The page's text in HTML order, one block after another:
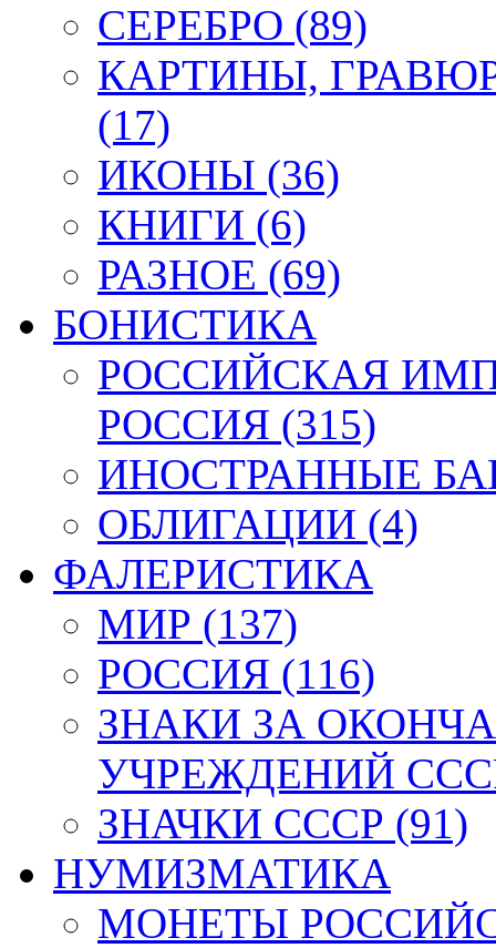
СЕРЕБРО (89)
КАРТИНЫ,
(17)
ИКОНЫ (36)
КНИГИ (6)
РАЗНОЕ (69)
БОНИСТИКА
РОССИЙСКАЯ
РОССИЯ (315)
ИНОСТРАННЫЕ
ОБЛИГАЦИИ (4)
ФАЛЕРИСТИКА
МИР (137)
РОССИЯ (116)
ЗНАКИ ЗА
УЧРЕЖДЕНИЙ
ЗНАЧКИ СССР (91)
НУМИЗМАТИКА
МОНЕТЫ